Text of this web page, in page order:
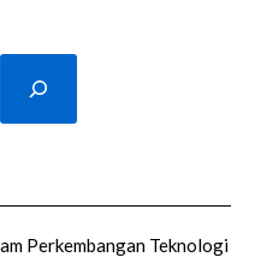
Perkembangan Teknologi